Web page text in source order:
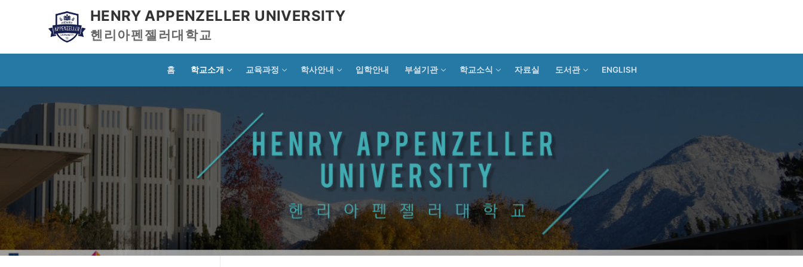
HENRY APPENZELLER UNIVERSITY
헨리아펜젤러대학교
홈 학교소개 교육과정 학사안내 입학안내 부설기관 학교소식 자료실 도서관 ENGLISH